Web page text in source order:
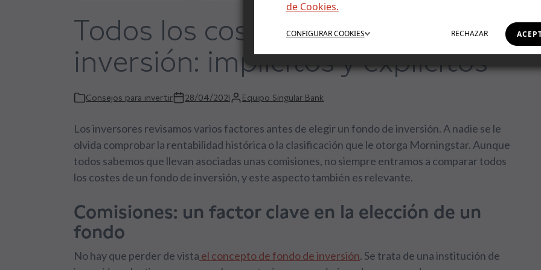
de Cookies.
RECHAZAR
CONFIGURARCOOKIES
Todos los costes de un fondo de
inversión: implícitos y explícitos
Consejos para invertir 28/04/2021 Equipo Singular Bank
Los inversores revisamos varios factores antes de elegir un fondo de inversión. A nadie se le
olvida comprobar la rentabilidad histórica o la clasificación que le otorga Morningstar. Aunque
todos sabemos que llevan asociadas unas comisiones, no siempre entramos a comparar todos
los costes de un fondo de inversión, y este aspecto también es relevante.
Comisiones: un factor clave en la elección de un
fondo
No hay que perder de vista el concepto de fondo de inversión. Se trata de una institución de